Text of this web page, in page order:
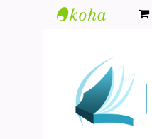
Agamenon
Magalhães